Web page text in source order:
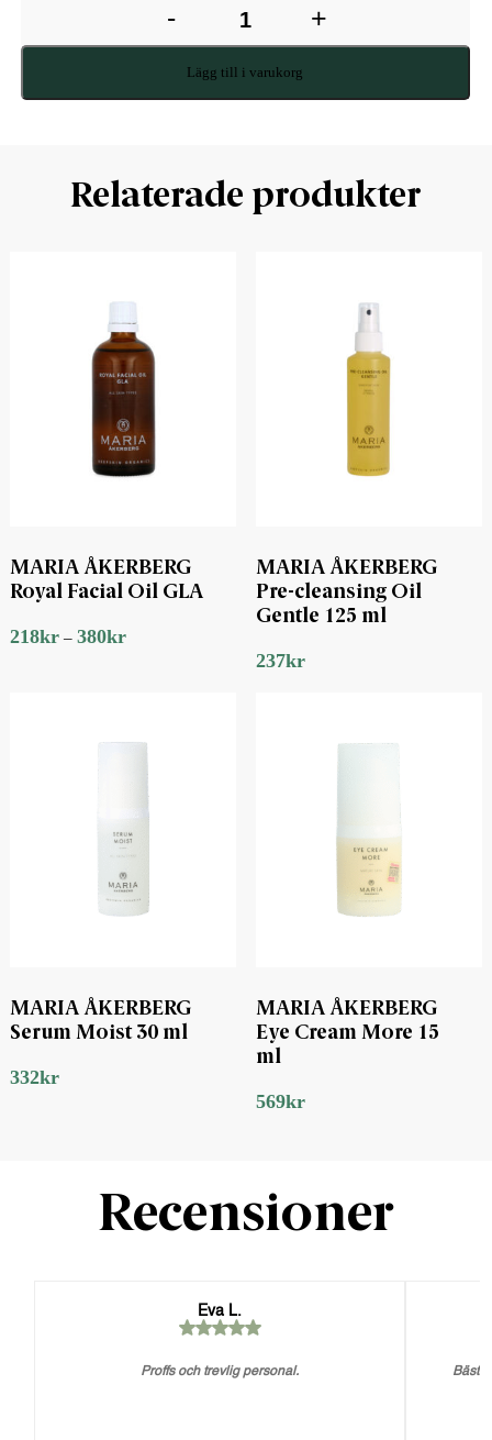
- +
Lägg till i varukorg
Relaterade produkter
MARIA ÅKERBERG
Royal Facial Oil GLA
218kr– 380kr
MARIA ÅKERBERG
Pre-cleansing Oil
Gentle 125 ml
237kr
MARIA ÅKERBERG
Serum Moist 30 ml
332kr
MARIA ÅKERBERG
Eye Cream More 15
ml
569kr
Recensioner
Eva L.
Proffs och trevlig personal. Bästa